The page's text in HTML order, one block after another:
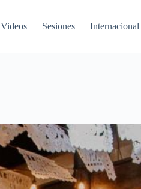
Videos Sesiones Internacional